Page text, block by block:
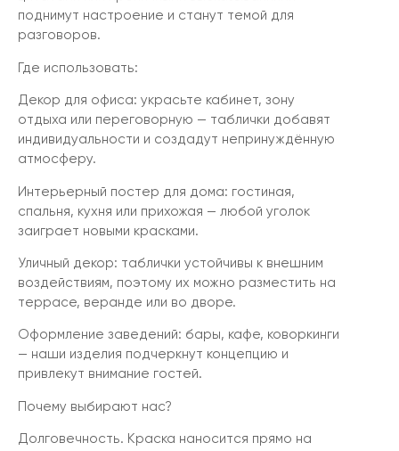
поднимут настроение и станут темой для
разговоров.
Где использовать:
Декор для офиса: украсьте кабинет, зону
отдыха или переговорную — таблички добавят
индивидуальности и создадут непринуждённую
атмосферу.
Интерьерный постер для дома: гостиная,
спальня, кухня или прихожая — любой уголок
заиграет новыми красками.
Уличный декор: таблички устойчивы к внешним
воздействиям, поэтому их можно разместить на
террасе, веранде или во дворе.
Оформление заведений: бары, кафе, коворкинги
— наши изделия подчеркнут концепцию и
привлекут внимание гостей.
Почему выбирают нас?
Долговечность. Краска наносится прямо на